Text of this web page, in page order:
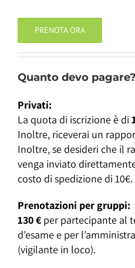
PRENOTA ORA
Quanto devo pagare?
Privati:
La quota di iscrizione è di
Inoltre, riceverai un
Inoltre, se desideri che il
venga inviato
costo di spedizione di 10€.
Prenotazioni per gruppi:
130 € per partecipante al
d’esame e per
(vigilante in loco).